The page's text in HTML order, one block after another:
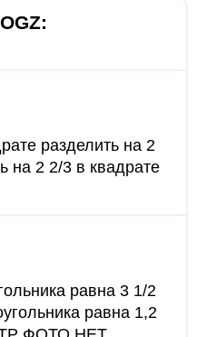
разделить на 2
на 2 2/3 в квадрате
равна 3 1/2
равна 1,2